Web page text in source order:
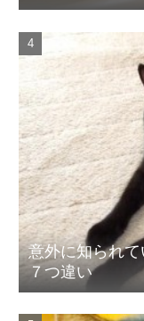
意外に知られ
７つ違い